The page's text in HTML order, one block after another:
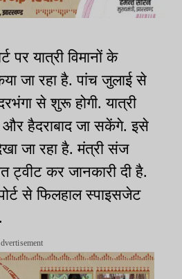
पर यात्री विमानों के
जा रहा है. पांच जुलाई से
से शुरू होगी. यात्री
और हैदराबाद जा सकेंगे. इसे
जा रहा है. मंत्री संज
ट्वीट कर जानकारी दी है.
से फिलहाल स्पाइसजेट